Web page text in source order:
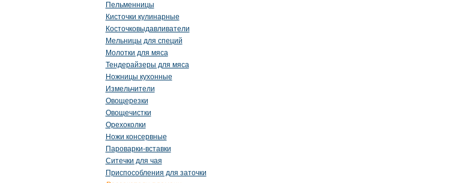
Пельменницы
Кисточки кулинарные
Косточковыдавливатели
Мельницы для специй
Молотки для мяса
Тендерайзеры для мяса
Ножницы кухонные
Измельчители
Овощерезки
Овощечистки
Орехоколки
Ножи консервные
Пароварки-вставки
Ситечки для чая
Приспособления для заточки